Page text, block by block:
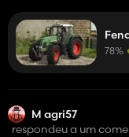
78%
M agri57
respondeu a um